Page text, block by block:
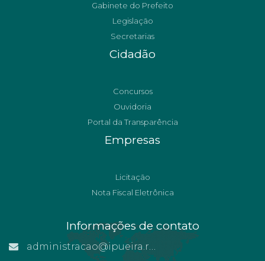
Gabinete do Prefeito
Legislação
Secretarias
Cidadão
Concursos
Ouvidoria
Portal da Transparência
Empresas
Licitação
Nota Fiscal Eletrônica
Informações de contato
administracao@ipueira.rn.gov.br